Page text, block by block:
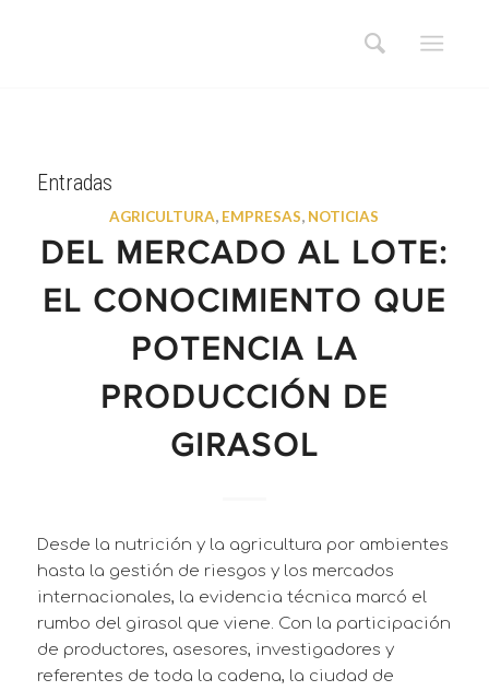
Entradas
AGRICULTURA, EMPRESAS, NOTICIAS
DEL MERCADO AL LOTE:
EL CONOCIMIENTO QUE
POTENCIA LA
PRODUCCIÓN DE
GIRASOL
Desde la nutrición y la agricultura por ambientes
hasta la gestión de riesgos y los mercados
internacionales, la evidencia técnica marcó el
rumbo del girasol que viene. Con la participación
de productores, asesores, investigadores y
referentes de toda la cadena, la ciudad de